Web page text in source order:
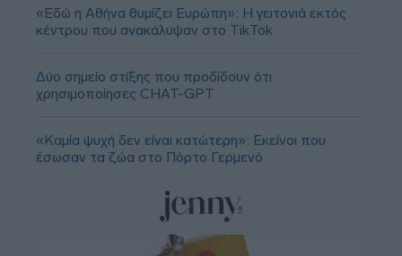
«Εδώ η Αθήνα θυμίζει Ευρώπη»: H γειτονιά εκτός
κέντρου που ανακάλυψαν στο TikTok
Δύο σημείο στίξης που προδίδουν ότι
χρησιμοποίησες CHAT-GPT
«Καμία ψυχή δεν είναι κατώτερη»: Εκείνοι που
έσωσαν τα ζώα στο Πόρτο Γερμενό